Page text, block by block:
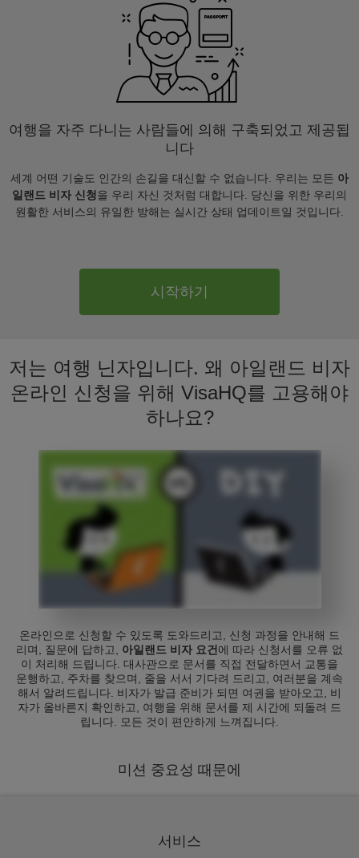
여행을 자주 다니는 사람들에 의해 구축되었고 제공됩
니다
세계 어떤 기술도 인간의 손길을 대신할 수 없습니다. 우리는 모든 아
일랜드 비자 신청을 우리 자신 것처럼 대합니다. 당신을 위한 우리의
원활한 서비스의 유일한 방해는 실시간 상태 업데이트일 것입니다.
시작하기
저는 여행 닌자입니다. 왜 아일랜드 비자
온라인 신청을 위해 VisaHQ를 고용해야
하나요?
온라인으로 신청할 수 있도록 도와드리고, 신청 과정을 안내해 드
리며, 질문에 답하고, 아일랜드 비자 요건 에 따라 신청서를 오류 없
이 처리해 드립니다. 대사관으로 문서를 직접 전달하면서 교통을
운행하고, 주차를 찾으며, 줄을 서서 기다려 드리고, 여러분을 계속
해서 알려드립니다. 비자가 발급 준비가 되면 여권을 받아오고, 비
자가 올바른지 확인하고, 여행을 위해 문서를 제 시간에 되돌려 드
립니다. 모든 것이 편안하게 느껴집니다.
미션 중요성 때문에
서비스